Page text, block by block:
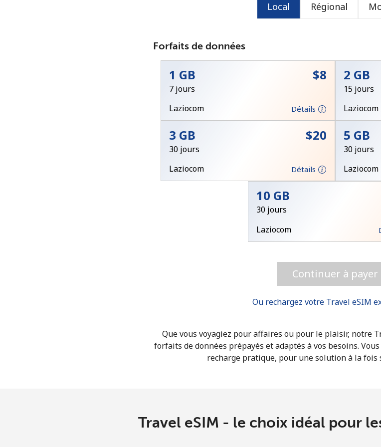
ou
Aucun
8 caractères minimum
Une lettre majuscule et une lettre
Un numéro
Restez en contact pour obtenir nos
offres.
En créant un compte sur ce site,
Local Régional
Forfaits de données
1 GB ⁦$8⁩
7 jours
Laziocom
Détails
2 GB
15 jours
Laziocom
3 GB ⁦$20⁩
30 jours
Laziocom
Détails
5 GB
30 jours
Laziocom
10 GB
30 jours
Laziocom
Continuer à payer
Ou rechargez votre Travel eSIM
Que vous voyagiez pour affaires ou pour le plaisir, notre
forfaits de données prépayés et adaptés à vos besoins.
recharge pratique, pour une solution à la fois
Travel eSIM - le choix idéal pour